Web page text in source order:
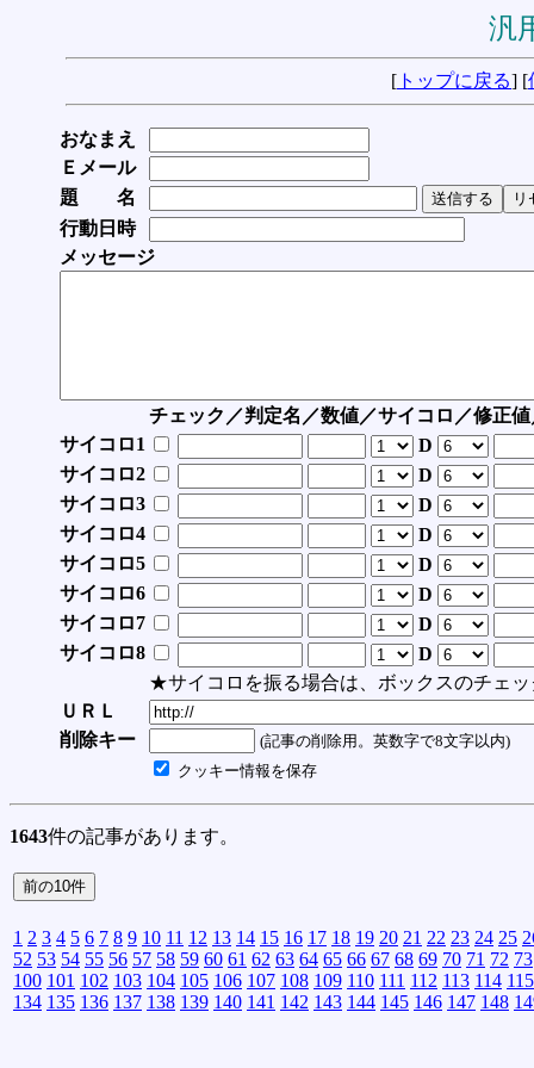
汎
[ トップに戻る] [
おなまえ
Ｅメール
題 名
行動日時
メッセージ
チェック／判定名／数値／サイコロ／修正
サイコロ1
D
サイコロ2
D
サイコロ3
D
サイコロ4
D
サイコロ5
D
サイコロ6
D
サイコロ7
D
サイコロ8
D
★サイコロを振る場合は、ボックスのチェッ
ＵＲＬ
削除キー
(記事の削除用。英数字で8文字以内)
クッキー情報を保存
1643件の記事があります。
1 2 3 4 5 6 7 8 9 10 11 12 13 14 15 16 17 18 19 20 21 22 23 24 25
52 53 54 55 56 57 58 59 60 61 62 63 64 65 66 67 68 69 70 71 72 73
100 101 102 103 104 105 106 107 108 109 110 111 112 113 114 115
134 135 136 137 138 139 140 141 142 143 144 145 146 147 148